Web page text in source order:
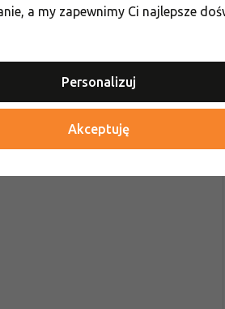
a my zapewnimy Ci najlepsze
Personalizuj
Akceptuję